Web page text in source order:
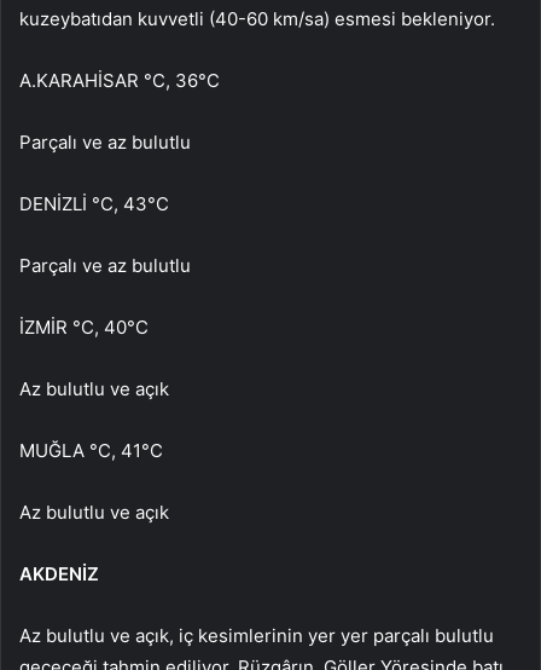
kuzeybatıdan kuvvetli (40-60 km/sa) esmesi bekleniyor.
A.KARAHİSAR °C, 36°C
Parçalı ve az bulutlu
DENİZLİ °C, 43°C
Parçalı ve az bulutlu
İZMİR °C, 40°C
Az bulutlu ve açık
MUĞLA °C, 41°C
Az bulutlu ve açık
AKDENİZ
Az bulutlu ve açık, iç kesimlerinin yer yer parçalı bulutlu